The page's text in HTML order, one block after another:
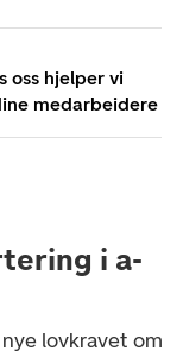
oss hjelper vi
medarbeidere
i a-
lovkravet om